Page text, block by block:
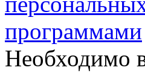
программами
Необходимо